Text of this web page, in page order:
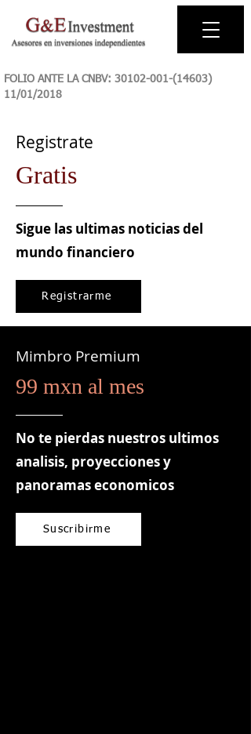
FOLIO ANTE LA CNBV: 30102-001-(14603)
11/01/2018
Registrate
Gratis
Sigue las ultimas noticias del
mundo financiero
Registrarme
Mimbro Premium
99 mxn al mes
No te pierdas nuestros ultimos
analisis, proyecciones y
panoramas economicos
Suscribirme